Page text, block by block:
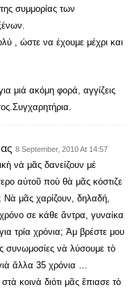
συμμορίας των
, ώστε να έχουμε μέχρι και
μιά ακόμη φορά, αγγίζεις
8 September, 2010 At 14:57
νὰ μᾶς δανείζουν μέ
αὐτοῦ ποὺ θὰ μᾶς κόστιζε
Νὰ μᾶς χαρίζουν, δηλαδή,
σε κάθε ἄντρα, γυναίκα
τρία χρόνια; Ἀμ βρέστε μου
συνωμοσίες νὰ λύσουμε τὸ
ἄλλα 35 χρόνια …
κοινὰ διότι μᾶς ἔπιασε τὸ